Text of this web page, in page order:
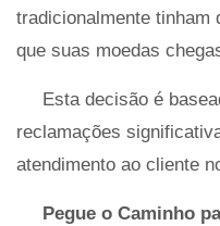
tradicionalmente tinham
que suas moedas
Esta decisão é
reclamações
atendimento ao cliente
Pegue o Caminho